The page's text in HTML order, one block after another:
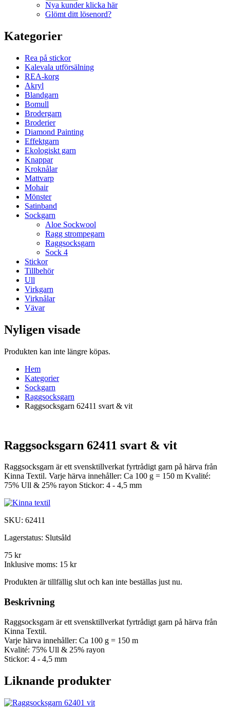
Nya kunder klicka här
Glömt ditt lösenord?
Kategorier
Rea på stickor
Kalevala utförsälning
REA-korg
Akryl
Blandgarn
Bomull
Brodergarn
Broderier
Diamond Painting
Effektgarn
Ekologiskt garn
Knappar
Kroknålar
Mattvarp
Mohair
Mönster
Satinband
Sockgarn
Aloe Sockwool
Ragg strompegarn
Raggsocksgarn
Sock 4
Stickor
Tillbehör
Ull
Virkgarn
Virknålar
Vävar
Nyligen visade
Produkten kan inte längre köpas.
Hem
Kategorier
Sockgarn
Raggsocksgarn
Raggsocksgarn 62411 svart & vit
Raggsocksgarn 62411 svart & vit
Raggsocksgarn är ett svensktillverkat fyrtrådigt garn på härva från
Kinna Textil. Varje härva innehåller: Ca 100 g = 150 m Kvalité:
75% Ull & 25% rayon Stickor: 4 - 4,5 mm
SKU: 62411
Lagerstatus: Slutsåld
75 kr
Inklusive moms: 15 kr
Produkten är tillfällig slut och kan inte beställas just nu.
Beskrivning
Raggsocksgarn är ett svensktillverkat fyrtrådigt garn på härva från
Kinna Textil.
Varje härva innehåller: Ca 100 g = 150 m
Kvalité: 75% Ull & 25% rayon
Stickor: 4 - 4,5 mm
Liknande produkter